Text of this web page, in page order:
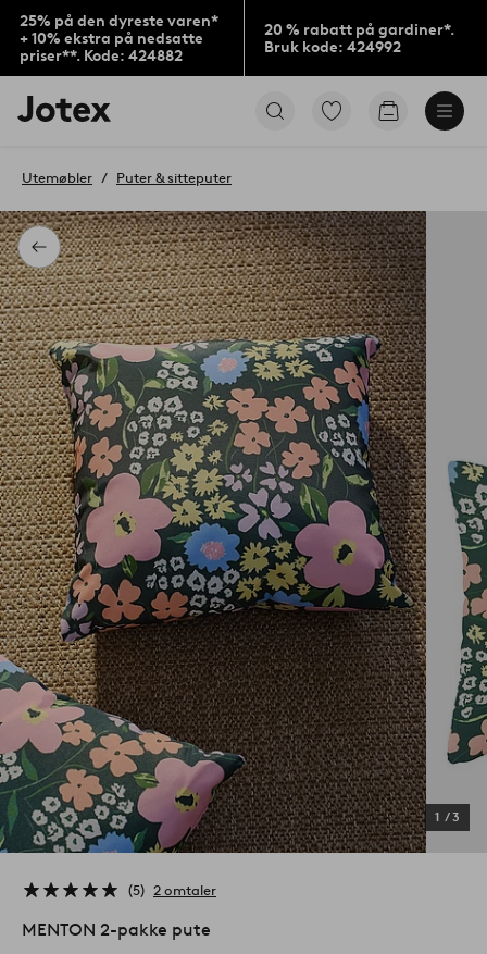
25% på den dyreste varen*
+ 10% ekstra på nedsatte
priser**. Kode: 424882
20 % rabatt på gardiner*.
Bruk kode: 424992
Jotex’
logo
til
Gå
Gå
Tilbake
Utemøbler Puter & sitteputer
1 /3
5 2 omtaler
MENTON 2-pakke pute